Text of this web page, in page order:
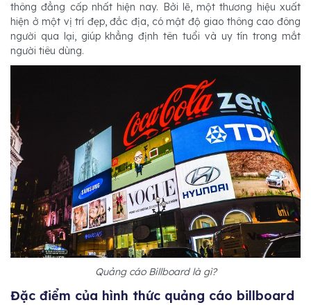
thông đẳng cấp nhất hiện nay. Bởi lẽ, một thương hiệu xuất
hiện ở một vị trí đẹp, đắc địa, có mật độ giao thông cao đông
người qua lại, giúp khẳng định tên tuổi và uy tín trong mắt
người tiêu dùng.
Quảng cáo Billboard là gì?
Đặc điểm của hình thức quảng cáo billboard